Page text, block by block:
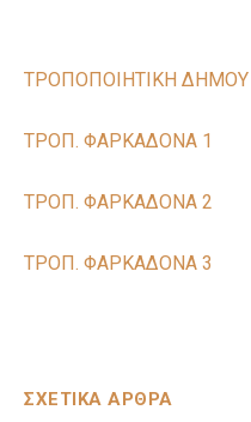
ΣΧΕΤΙΚΑ ΑΡΘΡΑ
ΤΡΟΠΟΠΟΙΗΤΙΚΗ
ΤΡΟΠ. ΦΑΡΚΑΔΟΝΑ 1
ΤΡΟΠ. ΦΑΡΚΑΔΟΝΑ 2
ΤΡΟΠ. ΦΑΡΚΑΔΟΝΑ 3